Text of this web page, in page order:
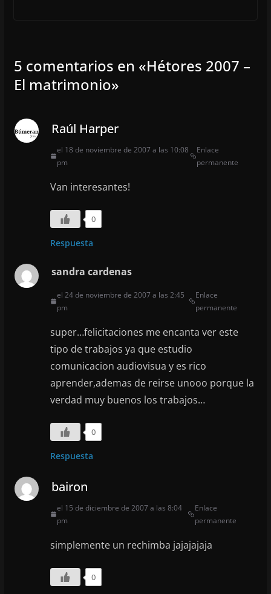
5 comentarios en «Hétores 2007 –
El matrimonio»
Raúl Harper
el 18 de noviembre de 2007 a las 10:08
pm
Enlace
permanente
Van interesantes!
0
Respuesta
sandra cardenas
el 24 de noviembre de 2007 a las 2:45
pm
Enlace
permanente
super…felicitaciones me encanta ver este
tipo de trabajos ya que estudio
comunicacion audiovisua y es rico
aprender,ademas de reirse unooo porque la
verdad muy buenos los trabajos…
0
Respuesta
bairon
el 15 de diciembre de 2007 a las 8:04
pm
Enlace
permanente
simplemente un rechimba jajajajaja
0